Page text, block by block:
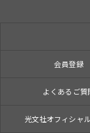
会員登録
よくあるご質
光文社オフィシャ